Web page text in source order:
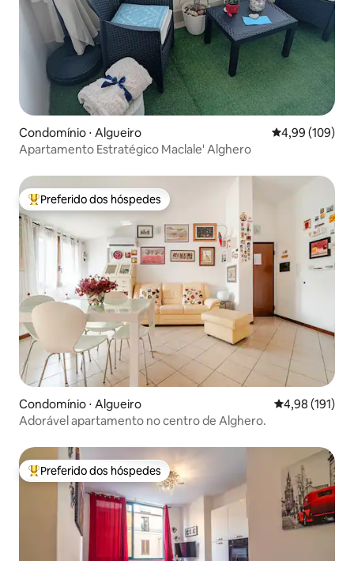
Condomínio ⋅ Algueiro 4,99 de uma
4,99 (109)
Apartamento Estratégico Maclale' Alghero
Entre os melhores preferidos dos hóspedes
Preferido dos hóspedes
Condomínio ⋅ Algueiro 4,98 de uma
4,98 (191)
Adorável apartamento no centro de Alghero.
Entre os melhores preferidos dos hóspedes
Preferido dos hóspedes